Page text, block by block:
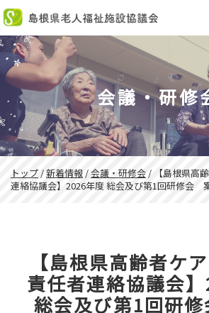
このページの本文へ
会議・研修
現
在
トップ/新着情報 /会議・研修会 / 【島根県高
連絡協議会】2026年度 総会及び第1回研修会
【島根県高齢者ケ
責任者連絡協議会
総会及び第1回研